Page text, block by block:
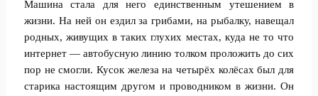
Машина стала для него единственным утешением в
жизни. На ней он ездил за грибами, на рыбалку, навещал
родных, живущих в таких глухих местах, куда не то что
интернет — автобусную линию толком проложить до сих
пор не смогли. Кусок железа на четырёх колёсах был для
старика настоящим другом и проводником в жизни. Он